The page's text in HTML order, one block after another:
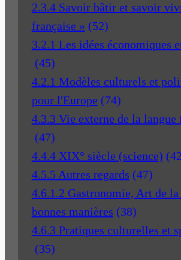
2.3.4 Savoir bâtir et savoir
française » (52)
3.2.1 Les idées économiques
(45)
4.2.1 Modèles culturels et
pour l'Europe (74)
4.3.3 Vie externe de la langue
(47)
4.4.4 XIX° siècle (science)
4.5.5 Autres regards (47)
4.6.1.2 Gastronomie, Art de la
bonnes manières (38)
4.6.3 Pratiques culturelles et
(35)